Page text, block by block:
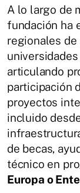
A lo largo de
fundación ha
regionales de
articulando
participación
proyectos
incluido
de becas,
técnico en
Europa o